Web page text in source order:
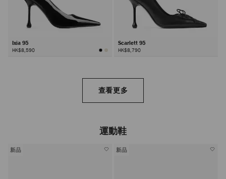
Ixia 95
HK$8,590
Scarlett 95
HK$8,790
查看更多
運動鞋
新品 新品